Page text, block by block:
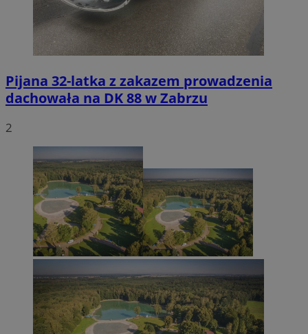
Pijana 32-latka z zakazem prowadzenia
dachowała na DK 88 w Zabrzu
2